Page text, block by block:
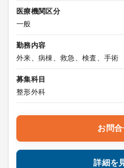
医療機関区分
一般
勤務内容
外来、病棟、救急、検査、手術
募集科目
整形外科
お問
詳細を